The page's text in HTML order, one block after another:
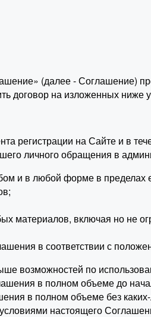
(далее - Соглашение)
договор на изложенных ниже
регистрации на Сайте и в
личного обращения в
и в любой форме в пределах
материалов, включая но не
в соответствии с
возможностей по
в полном объеме до
в полном объеме без
настоящего